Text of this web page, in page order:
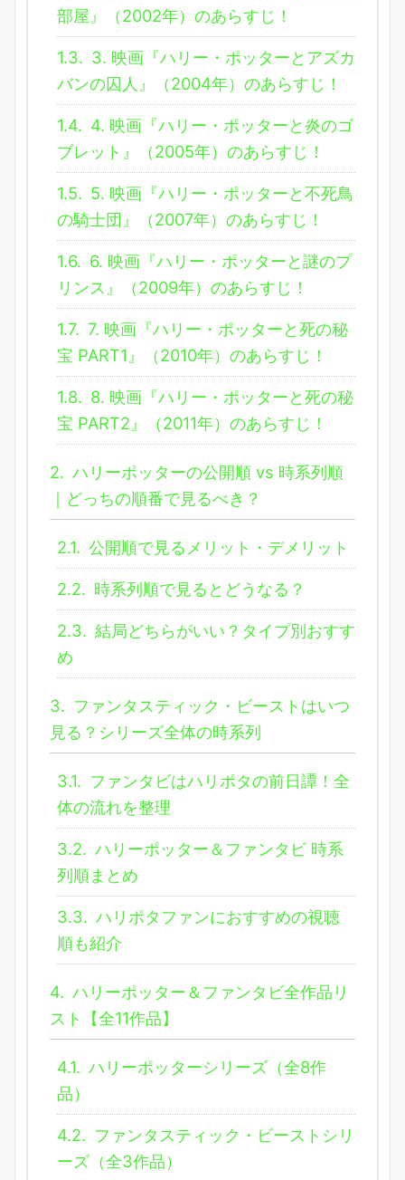
部屋』（2002年）のあらすじ！
1.3. 3. 映画『ハリー・ポッターとアズカ
バンの囚人』（2004年）のあらすじ！
1.4. 4. 映画『ハリー・ポッターと炎のゴ
ブレット』（2005年）のあらすじ！
1.5. 5. 映画『ハリー・ポッターと不死鳥
の騎士団』（2007年）のあらすじ！
1.6. 6. 映画『ハリー・ポッターと謎のプ
リンス』（2009年）のあらすじ！
1.7. 7. 映画『ハリー・ポッターと死の秘
宝 PART1』（2010年）のあらすじ！
1.8. 8. 映画『ハリー・ポッターと死の秘
宝 PART2』（2011年）のあらすじ！
2. ハリーポッターの公開順 vs 時系列順
｜どっちの順番で見るべき？
2.1. 公開順で見るメリット・デメリット
2.2. 時系列順で見るとどうなる？
2.3. 結局どちらがいい？タイプ別おすす
め
3. ファンタスティック・ビーストはいつ
見る？シリーズ全体の時系列
3.1. ファンタビはハリポタの前日譚！全
体の流れを整理
3.2. ハリーポッター＆ファンタビ 時系
列順まとめ
3.3. ハリポタファンにおすすめの視聴
順も紹介
4. ハリーポッター＆ファンタビ全作品リ
スト【全11作品】
4.1. ハリーポッターシリーズ（全8作
品）
4.2. ファンタスティック・ビーストシリ
ーズ（全3作品）